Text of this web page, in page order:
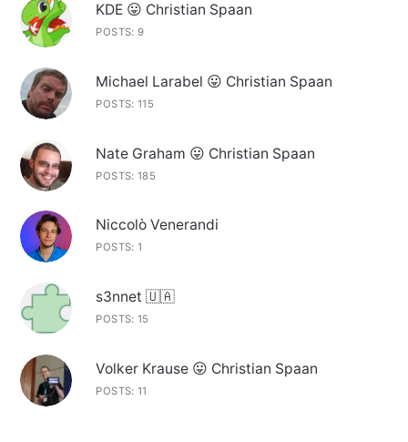
KDE 😛 Christian Spaan
POSTS: 9
Michael Larabel 😛 Christian Spaan
POSTS: 115
Nate Graham 😛 Christian Spaan
POSTS: 185
Niccolò Venerandi
POSTS: 1
s3nnet 🇺🇦
POSTS: 15
Volker Krause 😛 Christian Spaan
POSTS: 11